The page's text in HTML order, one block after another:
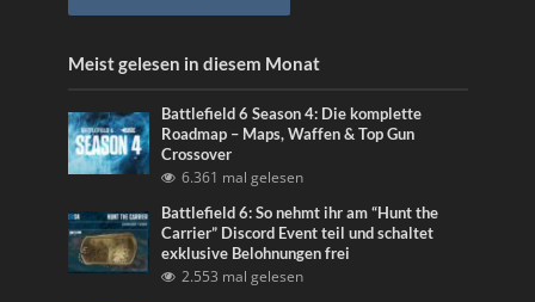
Meist gelesen in diesem Monat
Battlefield 6 Season 4: Die komplette
Roadmap – Maps, Waffen & Top Gun
Crossover
6.361 mal gelesen
Battlefield 6: So nehmt ihr am “Hunt the
Carrier” Discord Event teil und schaltet
exklusive Belohnungen frei
2.553 mal gelesen